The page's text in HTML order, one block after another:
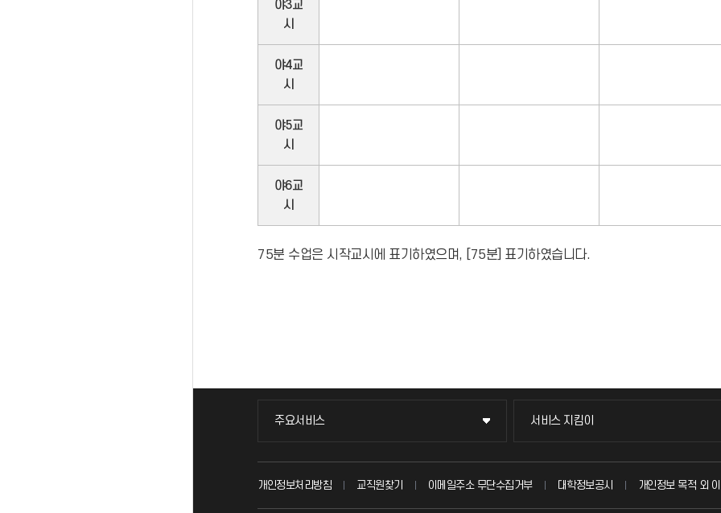
야3교
시
야4교
시
야5교
시
야6교
시
75분 수업은 시작교시에 표기하였으며, [75분] 표기하였습니다.
주요서비스
주요서비스
교무회의방송
서비스 지킴이
서비스 지킴이
묻고 답하기
개인정보처리방침 교직원찾기 이메일주소 무단수집거부 대학정보공시 개인정보 목적 외